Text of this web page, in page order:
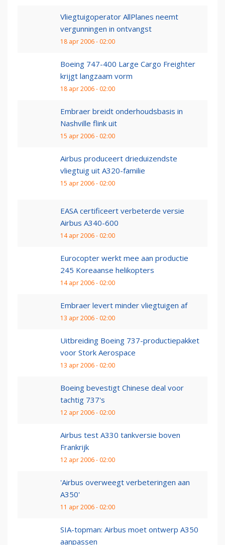
Vliegtuigoperator AllPlanes neemt
vergunningen in ontvangst
18 apr 2006 - 02:00
Boeing 747-400 Large Cargo Freighter
krijgt langzaam vorm
18 apr 2006 - 02:00
Embraer breidt onderhoudsbasis in
Nashville flink uit
15 apr 2006 - 02:00
Airbus produceert drieduizendste
vliegtuig uit A320-familie
15 apr 2006 - 02:00
EASA certificeert verbeterde versie
Airbus A340-600
14 apr 2006 - 02:00
Eurocopter werkt mee aan productie
245 Koreaanse helikopters
14 apr 2006 - 02:00
Embraer levert minder vliegtuigen af
13 apr 2006 - 02:00
Uitbreiding Boeing 737-productiepakket
voor Stork Aerospace
13 apr 2006 - 02:00
Boeing bevestigt Chinese deal voor
tachtig 737's
12 apr 2006 - 02:00
Airbus test A330 tankversie boven
Frankrijk
12 apr 2006 - 02:00
'Airbus overweegt verbeteringen aan
A350'
11 apr 2006 - 02:00
SIA-topman: Airbus moet ontwerp A350
aanpassen